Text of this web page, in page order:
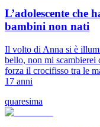
L’adolescente che
bambini non nati
Il volto di Anna si è
bello, non mi scambierei
forza il crocifisso tra le
17 anni
quaresima